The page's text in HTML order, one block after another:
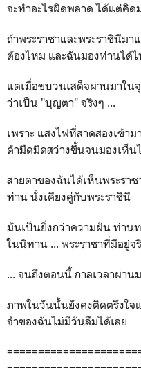
จะทำอะไรผิดพลาด ได้แต่คิด
ถ้าพระราชาและพระราชินีม
ต้องไหม และฉันมองท่านได้
แต่เมื่อขบวนเสด็จผ่านมาใน
ว่าเป็น "บุญตา" จริงๆ ...
เพราะ แสงไฟที่สาดส่องเข้า
ดำมืดมิดสว่างขึ้นจนมองเห็น
สายตาของฉันได้เห็นพระรา
ท่าน นั่งเคียงคู่กับพระราชินี
มันเป็นยิ่งกว่าความฝัน ท่าน
ในนิทาน ... พระราชาที่มีอยู่จ
... จนถึงตอนนี้ กาลเวลาผ่าน
ภาพในวันนั้นยังคงติดตรึงใจ
จำของฉันไม่มีวันลืมได้เลย